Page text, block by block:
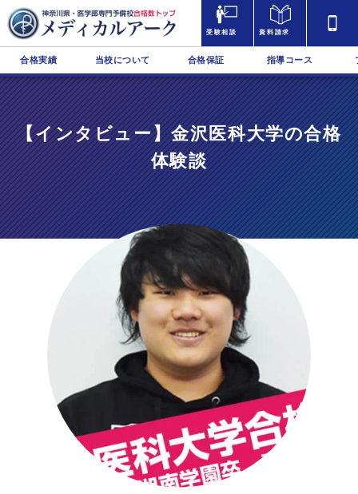
受験相談 資料請求
合格実績 当校について 合格保証 指導コース
【インタビュー】金沢医科大学の合格
体験談